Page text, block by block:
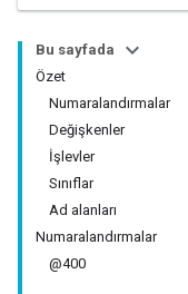
Bu sayfada
Özet
Numaralandırmalar
Değişkenler
İşlevler
Sınıflar
Ad alanları
Numaralandırmalar
@400